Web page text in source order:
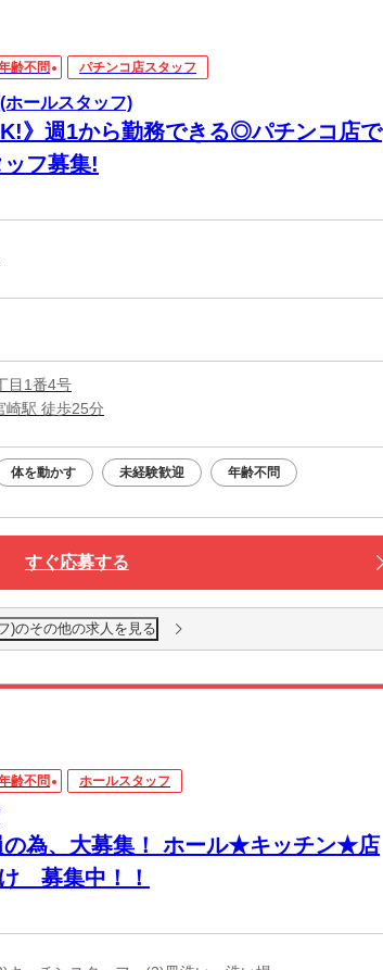
齢不問 パチンコ店スタッフ
ールスタッフ)
》週1から勤務できる◎パチンコ店で
フ募集!
目1番4号
崎駅 徒歩25分
体を動かす 未経験歓迎 年齢不問
すぐ応募する
)のその他の求人を見る
齢不問 ホールスタッフ
の為、大募集！ ホール★キッチン★店
募集中！！